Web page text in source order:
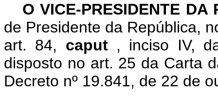
O VICE-PRESIDENTE
de Presidente da República,
art. 84, caput , inciso IV,
disposto no art. 25 da Carta
Decreto nº 19.841, de 22 de